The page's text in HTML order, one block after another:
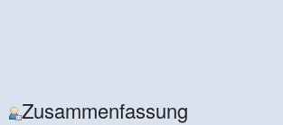
Zusammenfassung